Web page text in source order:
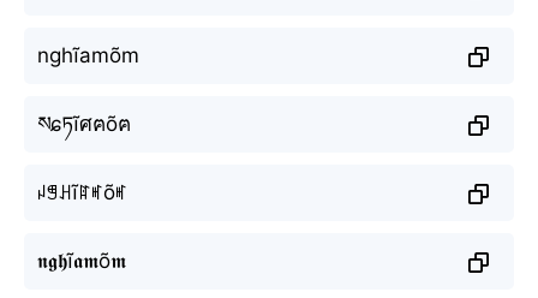
nghĩamõm
སɕཏĩศฅõฅ
ꈤꁅꃅĩꍏꎭõꎭ
𝖓𝖌𝖍ĩ𝖆𝖒õ𝖒